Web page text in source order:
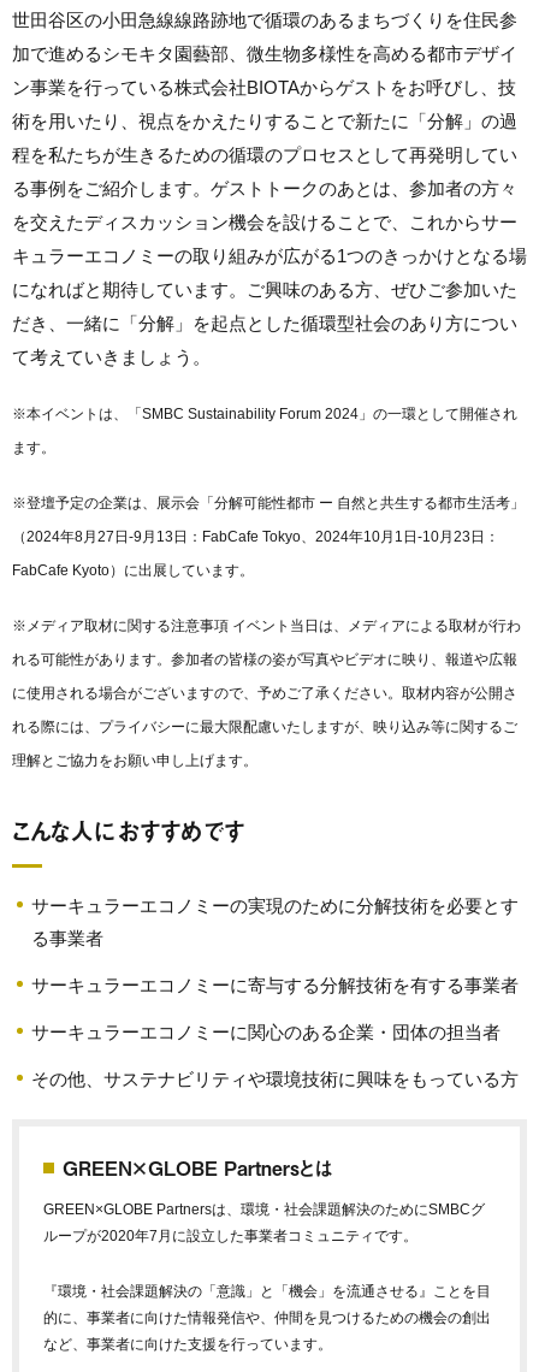
世田谷区の小田急線線路跡地で循環のあるまちづくりを住民参
加で進めるシモキタ園藝部、微生物多様性を高める都市デザイ
ン事業を行っている株式会社BIOTAからゲストをお呼びし、技
術を用いたり、視点をかえたりすることで新たに「分解」の過
程を私たちが生きるための循環のプロセスとして再発明してい
る事例をご紹介します。ゲストトークのあとは、参加者の方々
を交えたディスカッション機会を設けることで、これからサー
キュラーエコノミーの取り組みが広がる1つのきっかけとなる場
になればと期待しています。ご興味のある方、ぜひご参加いた
だき、一緒に「分解」を起点とした循環型社会のあり方につい
て考えていきましょう。
※本イベントは、「SMBC Sustainability Forum 2024」の一環として開催され
ます。
※登壇予定の企業は、展示会「分解可能性都市 ー 自然と共生する都市生活考」
（2024年8月27日-9月13日：FabCafe Tokyo、2024年10月1日-10月23日：
FabCafe Kyoto）に出展しています。
※メディア取材に関する注意事項 イベント当日は、メディアによる取材が行わ
れる可能性があります。参加者の皆様の姿が写真やビデオに映り、報道や広報
に使用される場合がございますので、予めご了承ください。取材内容が公開さ
れる際には、プライバシーに最大限配慮いたしますが、映り込み等に関するご
理解とご協力をお願い申し上げます。
こんな人におすすめです
サーキュラーエコノミーの実現のために分解技術を必要とす
る事業者
サーキュラーエコノミーに寄与する分解技術を有する事業者
サーキュラーエコノミーに関心のある企業・団体の担当者
その他、サステナビリティや環境技術に興味をもっている方
GREEN×GLOBE Partnersとは
GREEN×GLOBE Partnersは、環境・社会課題解決のためにSMBCグ
ループが2020年7月に設立した事業者コミュニティです。
『環境・社会課題解決の「意識」と「機会」を流通させる』ことを目
的に、事業者に向けた情報発信や、仲間を見つけるための機会の創出
など、事業者に向けた支援を行っています。